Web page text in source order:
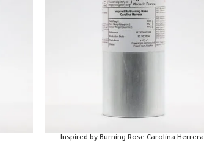
Inspired by Burning Rose Carolina Herrera